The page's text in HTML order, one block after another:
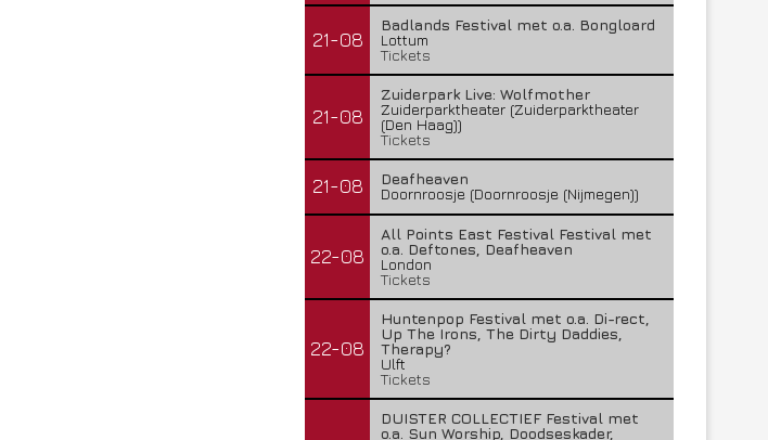
21-08
Badlands Festival met o.a. Bongloard
Lottum
Tickets
21-08
Zuiderpark Live: Wolfmother
Zuiderparktheater (Zuiderparktheater
(Den Haag))
Tickets
21-08
Deafheaven
Doornroosje (Doornroosje (Nijmegen))
22-08
All Points East Festival Festival met
o.a. Deftones, Deafheaven
London
Tickets
22-08
Huntenpop Festival met o.a. Di-rect,
Up The Irons, The Dirty Daddies,
Therapy?
Ulft
Tickets
DUISTER COLLECTIEF Festival met
o.a. Sun Worship, Doodseskader,